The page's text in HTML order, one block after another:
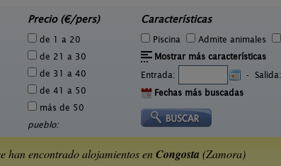
Precio (€/pers)
de 1 a 20
de 21 a 30
de 31 a 40
de 41 a 50
más de 50
pueblo:
Características
Piscina Admite animales
Mostrar más características
Entrada:
- Salida:
Fechas más buscadas
han encontrado alojamientos enCongosta (Zamora)